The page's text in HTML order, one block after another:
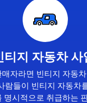
티지 자동차 사
자라면 빈티지 자동
람들이 빈티지 자동차
명시적으로 취급하는